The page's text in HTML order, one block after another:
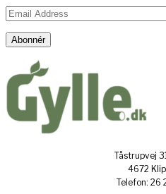
Email
Address
Abonnér
Tåstrupvej
4672
Telefon: 26